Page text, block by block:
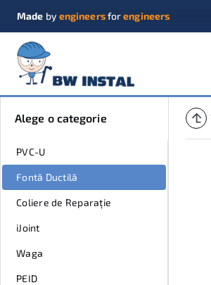
Made by engineersforengineers
Alege o categorie
PVC-U
Fontă Ductilă
Coliere de Reparație
iJoint
Waga
PEID